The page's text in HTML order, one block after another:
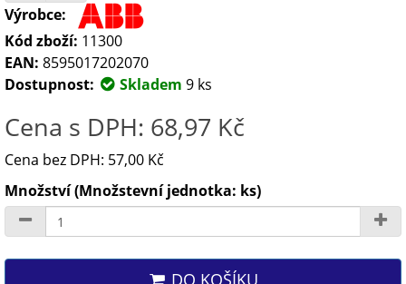
Výrobce:
Kód zboží: 11300
EAN: 8595017202070
Dostupnost:
Skladem 9 ks
Cena s DPH: 68,97 Kč
Cena bez DPH: 57,00 Kč
Množství (Množstevní jednotka: ks)
DO KOŠÍKU